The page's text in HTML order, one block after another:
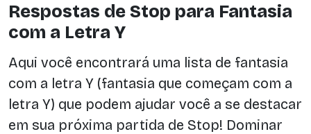
Respostas de Stop para Fantasia
com a Letra Y
Aqui você encontrará uma lista de fantasia
com a letra Y (fantasia que começam com a
letra Y) que podem ajudar você a se destacar
em sua próxima partida de Stop! Dominar